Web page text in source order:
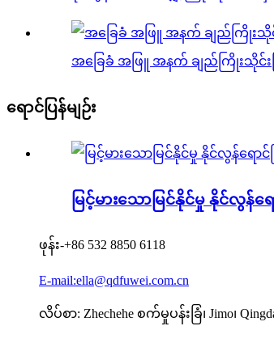
အခြေခံ အဖြူ အနက် ချည်ကြိုးသိုင်း
ရောင်ပြန်မျဉ်း
မြင့်မားသောမြင်နိုင်မှု နိုင်လွန်ရ
ဖုန်း-+86 532 8850 6118
E-mail:ella@qdfuwei.com.cn
လိပ်စာ: Zhechehe စက်မှုပန်းခြံ၊ Jimo၊